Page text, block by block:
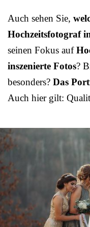
Auch sehen Sie,
Hochzeitsfotograf
seinen Fokus auf
inszenierte Fotos?
besonders? Das
Auch hier gilt: